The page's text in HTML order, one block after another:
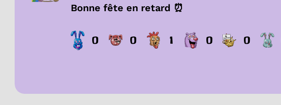
Bonne fête en retard ⏰
0 0 1 0 0